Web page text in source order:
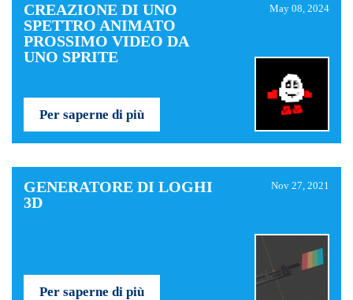
CREAZIONE DI UNO
SPETTRO ANIMATO
PROSSIMO VIDEO DA
UNO SPRITE
May 08, 2024
Per saperne di più
GENERATORE DI LOGHI
3D
Nov 27, 2021
Per saperne di più